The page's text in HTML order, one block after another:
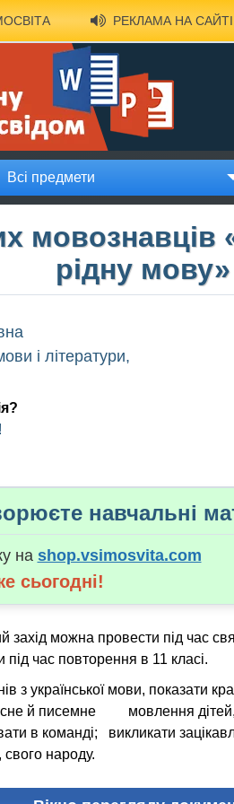
РЕКЛАМА НА САЙТІ
Всі предмети
рідну мову»
і літератури,
навчальні
на shop.vsimosvita.com
сьогодні!
захід можна провести під час
час повторення в 11 класі.
з української мови, показати
й писемне мовлення дітей,
в команді; викликати
свого народу.